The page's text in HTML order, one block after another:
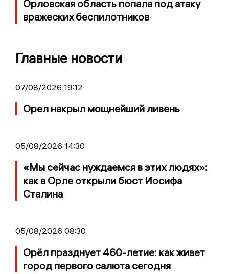
Орловская область попала под атаку
вражеских беспилотников
Главные новости
07/08/2026 19:12
Орел накрыл мощнейший ливень
05/08/2026 14:30
«Мы сейчас нуждаемся в этих людях»:
как в Орле открыли бюст Иосифа
Сталина
05/08/2026 08:30
Орёл празднует 460-летие: как живет
город первого салюта сегодня